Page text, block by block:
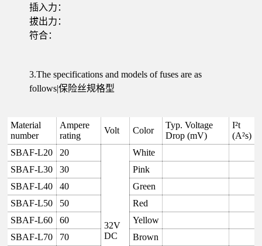
插入力：
拔出力：
符合：
3.The specifications and models of fuses are as
follows|保险丝规格型
Material
number
Ampere
rating
Volt Color
Typ. Voltage
Drop (mV)
I²t
(A²s)
SBAF-L20
20
32V
DC
White
SBAF-L30
30
Pink
SBAF-L40
40
Green
SBAF-L50
50
Red
SBAF-L60
60
Yellow
SBAF-L70
70
Brown